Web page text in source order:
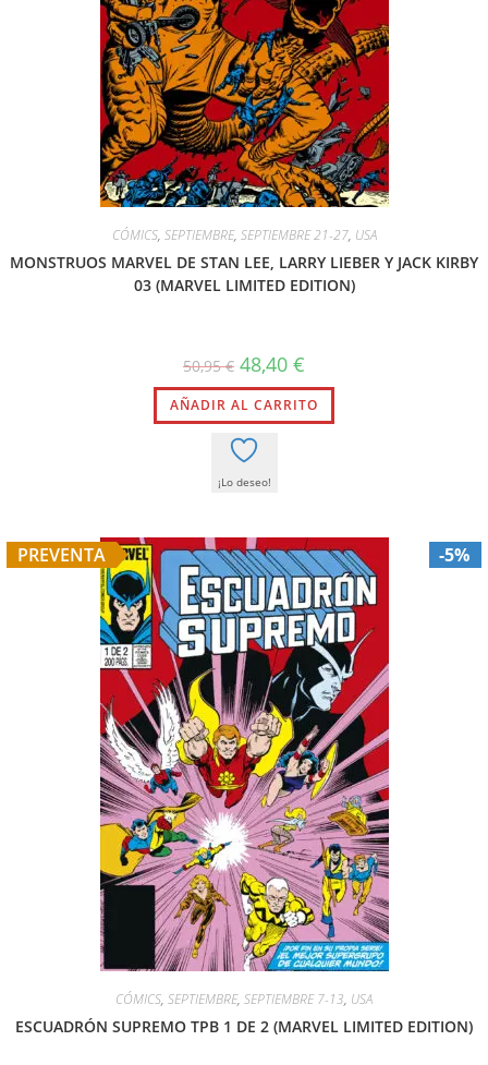
CÓMICS, SEPTIEMBRE, SEPTIEMBRE 21-27, USA
MONSTRUOS MARVEL DE STAN LEE, LARRY LIEBER Y JACK KIRBY
03 (MARVEL LIMITED EDITION)
50,95€ 48,40 €
AÑADIR AL CARRITO
¡Lo deseo!
PREVENTA -5%
CÓMICS, SEPTIEMBRE, SEPTIEMBRE 7-13, USA
ESCUADRÓN SUPREMO TPB 1 DE 2 (MARVEL LIMITED EDITION)